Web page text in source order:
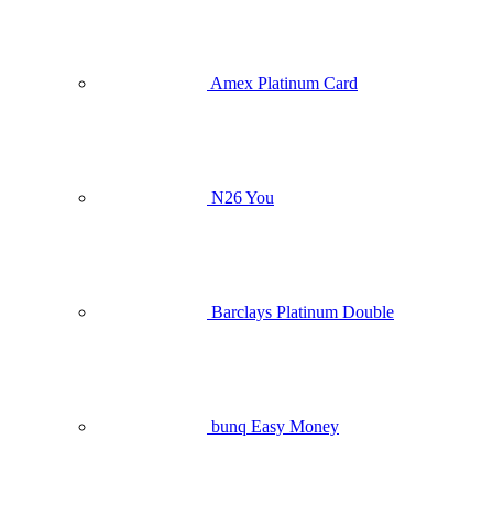
Amex Platinum Card
N26 You
Barclays Platinum Double
bunq Easy Money